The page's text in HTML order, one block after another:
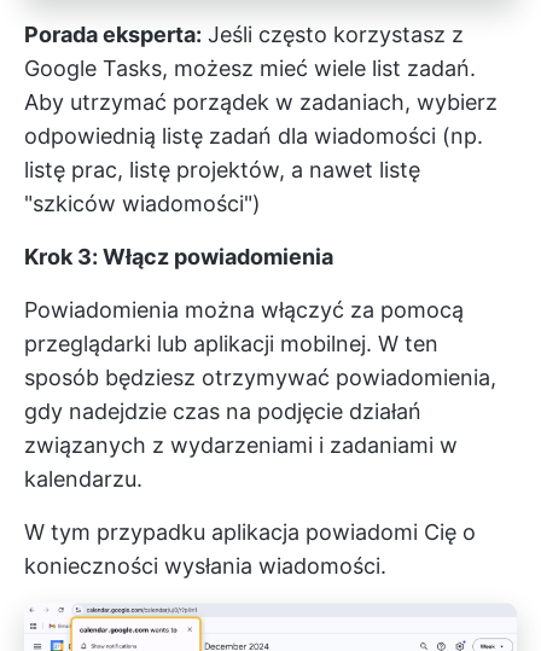
Porada eksperta: Jeśli często korzystasz z
Google Tasks, możesz mieć wiele list zadań.
Aby utrzymać porządek w zadaniach, wybierz
odpowiednią listę zadań dla wiadomości (np.
listę prac, listę projektów, a nawet listę
"szkiców wiadomości")
Krok 3: Włącz powiadomienia
Powiadomienia można włączyć za pomocą
przeglądarki lub aplikacji mobilnej. W ten
sposób będziesz otrzymywać powiadomienia,
gdy nadejdzie czas na podjęcie działań
związanych z wydarzeniami i zadaniami w
kalendarzu.
W tym przypadku aplikacja powiadomi Cię o
konieczności wysłania wiadomości.